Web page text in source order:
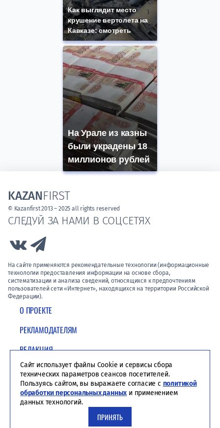
Как выглядит место
крушение вертолета на
Кавказе: смотреть
На Урале из казны
были украдены 18
миллионов рублей
О ПРОЕКТЕ
РЕКЛАМОДАТЕЛЯМ
РЕДАКЦИЯ
ПОЛИТИКА КОНФИДЕНЦИАЛЬНОСТИ
СЛЕДУЙ ЗА НАМИ В СОЦСЕТЯХ
Link to Vk
На сайте применяются рекомендательные технологии (информационные
технологии предоставления информации на основе сбора,
систематизации и анализа сведений, относящихся к предпочтениям
пользователей сети «Интернет», находящихся на территории Российской
Федерации).
KAZANFIRST
© Kazanfirst 2013 – 2025 all rights reserved
Сайт использует файлы Cookie и сервисы сбора
технических параметров сеансов посетителей.
Пользуясь сайтом, вы выражаете согласие с политикой
обработки персональных данных и применением
данных технологий.
ПРИНЯТЬ